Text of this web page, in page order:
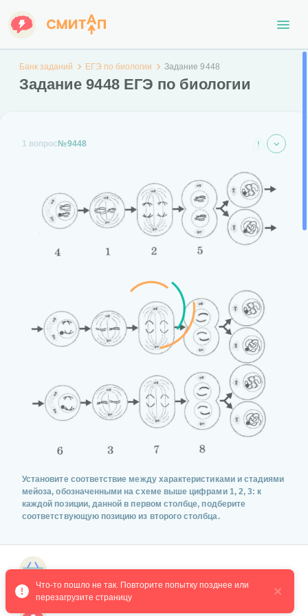
Банк заданий ЕГЭ по биологии Задание 9448
Задание 9448 ЕГЭ по биологии
1 вопрос №9448
Установите соответствие между характеристиками и стадиями
мейоза, обозначенными на схеме выше цифрами 1, 2, 3: к
каждой позиции, данной в первом столбце, подберите
соответствующую позицию из второго столбца.
Б) Двухроматидные хромосомы выстраиваются в одной
плоскости
Что-то пошло не так. Повторите попытку позднее или
перезагрузите страницу